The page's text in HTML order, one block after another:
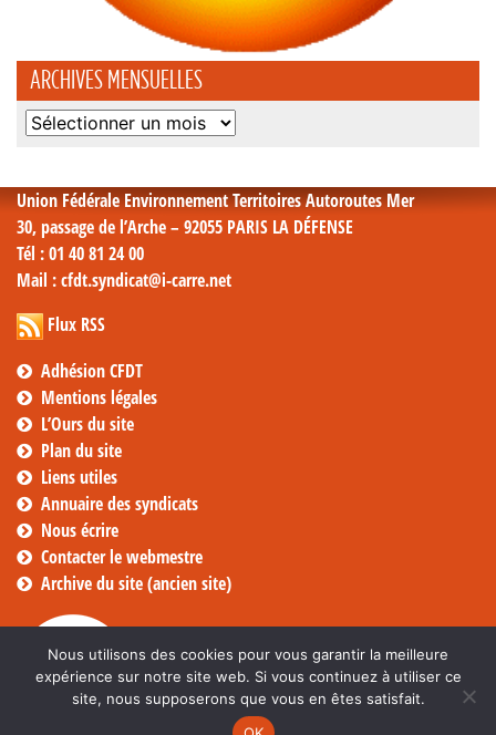
ARCHIVES MENSUELLES
Archives
Union Fédérale Environnement Territoires Autoroutes Mer
30, passage de l’Arche – 92055 PARIS LA DÉFENSE
Tél : 01 40 81 24 00
Mail : cfdt.syndicat@i-carre.net
Flux RSS
Adhésion CFDT
Mentions légales
L’Ours du site
Plan du site
Liens utiles
Annuaire des syndicats
Nous écrire
Contacter le webmestre
Archive du site (ancien site)
Nous utilisons des cookies pour vous garantir la meilleure
expérience sur notre site web. Si vous continuez à utiliser ce
site, nous supposerons que vous en êtes satisfait.